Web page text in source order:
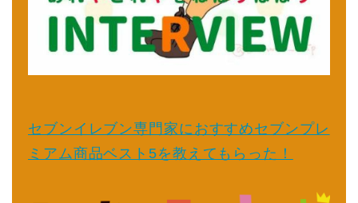
セブンイレブン専門家におすすめセブンプレ
ミアム商品ベスト5を教えてもらった！